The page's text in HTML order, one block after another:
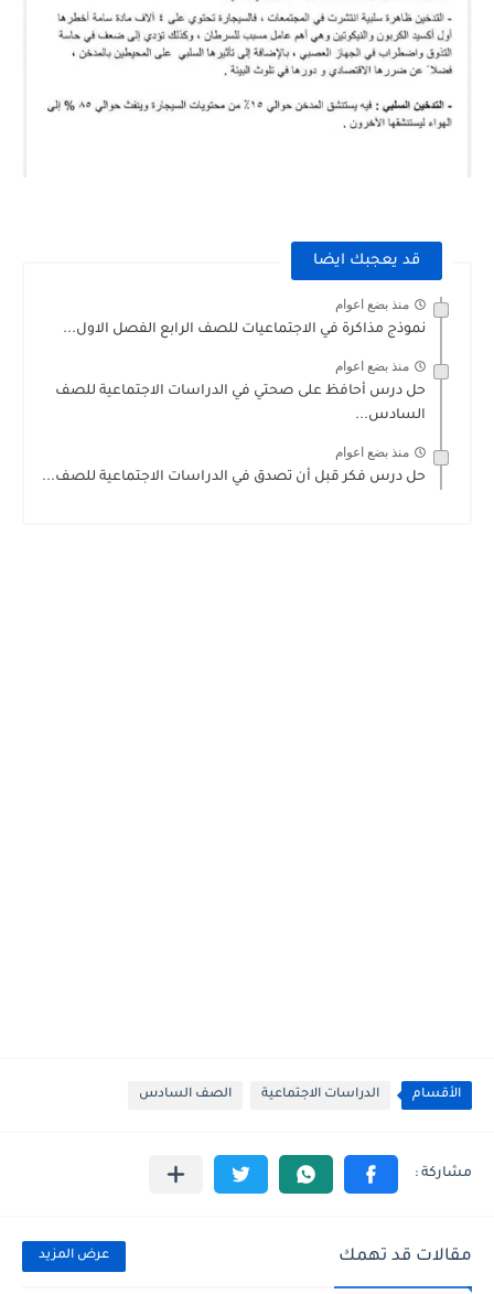
قد يعجبك ايضا
منذ بضع اعوام
نموذج مذاكرة في الاجتماعيات للصف الرابع الفصل الاول...
منذ بضع اعوام
حل درس أحافظ على صحتي في الدراسات الاجتماعية للصف
السادس...
منذ بضع اعوام
حل درس فكر قبل أن تصدق في الدراسات الاجتماعية للصف...
الأقسام الدراسات الاجتماعية الصف السادس
مقالات قد تهمك عرض المزيد